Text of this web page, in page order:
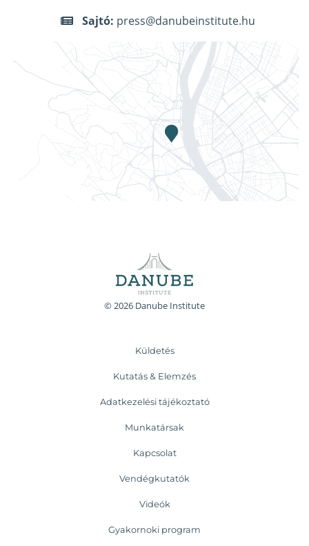
Sajtó: press@danubeinstitute.hu
© 2026 Danube Institute
Küldetés
Kutatás & Elemzés
Adatkezelési tájékoztató
Munkatársak
Kapcsolat
Vendégkutatók
Videók
Gyakornoki program